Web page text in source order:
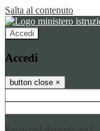
Salta al contenuto
Accedi
Accedi
button close ×